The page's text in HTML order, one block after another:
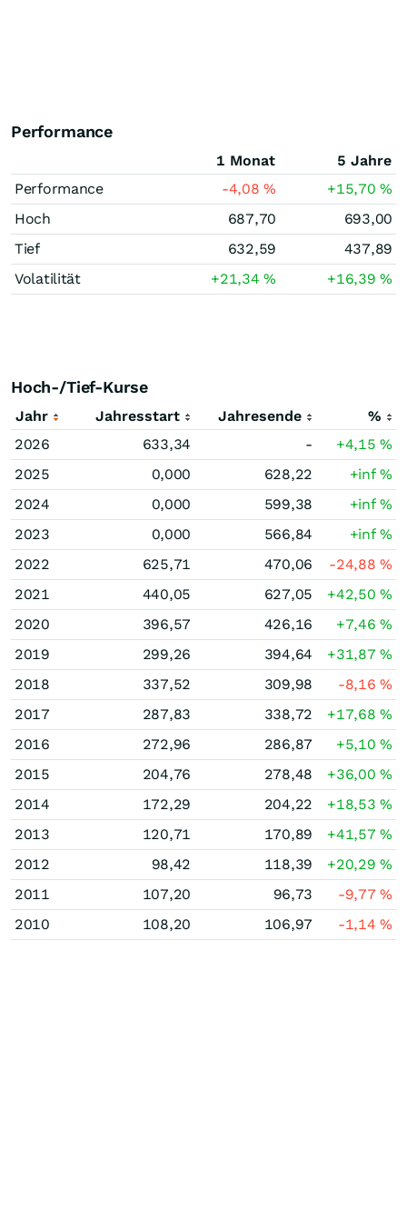
Performance
1 Monat
5 Jahre
Performance
-4,08% +15,70%
Hoch
687,70
693,00
Tief
632,59
437,89
Volatilität
+21,34% +16,39%
Hoch-/Tief-Kurse
Jahr Jahresstart Jahresende
%
2026
633,34 - +4,15%
2025
0,000 628,22 +inf%
2024
0,000 599,38 +inf%
2023
0,000 566,84 +inf%
2022
625,71 470,06 -24,88%
2021
440,05 627,05 +42,50%
2020
396,57 426,16 +7,46%
2019
299,26 394,64 +31,87%
2018
337,52 309,98 -8,16%
2017
287,83 338,72 +17,68%
2016
272,96 286,87 +5,10%
2015
204,76 278,48 +36,00%
2014
172,29 204,22 +18,53%
2013
120,71 170,89 +41,57%
2012
98,42 118,39 +20,29%
2011
107,20 96,73 -9,77%
2010
108,20 106,97 -1,14%